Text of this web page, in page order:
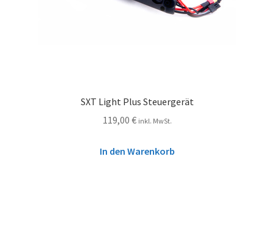
SXT Light Plus Steuergerät
119,00 € inkl. MwSt.
In den Warenkorb